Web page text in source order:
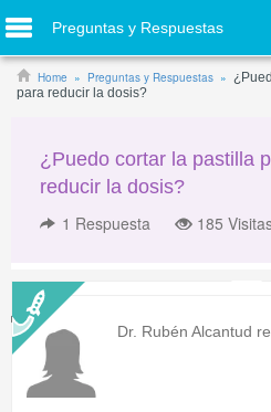
Preguntas y Respuestas
Home Preguntas y Respuestas
para reducir la dosis?
¿Puedo cortar la pastilla
reducir la dosis?
1 Respuesta 185
Dr. Rubén Alcantud